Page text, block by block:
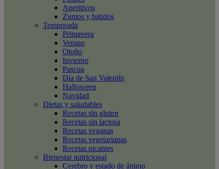
Aperitivos
Zumos y batidos
Temporada
Primavera
Verano
Otoño
Invierno
Pascua
Día de San Valentín
Halloween
Navidad
Dietas y saludables
Recetas sin gluten
Recetas sin lactosa
Recetas veganas
Recetas vegetarianas
Recetas picantes
Bienestar nutricional
Cerebro y estado de ánimo